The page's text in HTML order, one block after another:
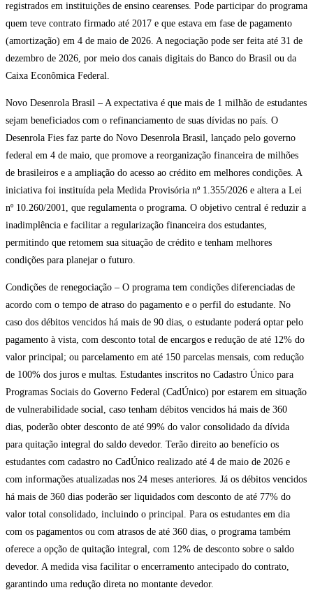
registrados em instituições de ensino cearenses. Pode participar do programa
quem teve contrato firmado até 2017 e que estava em fase de pagamento
(amortização) em 4 de maio de 2026. A negociação pode ser feita até 31 de
dezembro de 2026, por meio dos canais digitais do Banco do Brasil ou da
Caixa Econômica Federal.
Novo Desenrola Brasil – A expectativa é que mais de 1 milhão de estudantes
sejam beneficiados com o refinanciamento de suas dívidas no país. O
Desenrola Fies faz parte do Novo Desenrola Brasil, lançado pelo governo
federal em 4 de maio, que promove a reorganização financeira de milhões
de brasileiros e a ampliação do acesso ao crédito em melhores condições. A
iniciativa foi instituída pela Medida Provisória nº 1.355/2026 e altera a Lei
nº 10.260/2001, que regulamenta o programa. O objetivo central é reduzir a
inadimplência e facilitar a regularização financeira dos estudantes,
permitindo que retomem sua situação de crédito e tenham melhores
condições para planejar o futuro.
Condições de renegociação – O programa tem condições diferenciadas de
acordo com o tempo de atraso do pagamento e o perfil do estudante. No
caso dos débitos vencidos há mais de 90 dias, o estudante poderá optar pelo
pagamento à vista, com desconto total de encargos e redução de até 12% do
valor principal; ou parcelamento em até 150 parcelas mensais, com redução
de 100% dos juros e multas. Estudantes inscritos no Cadastro Único para
Programas Sociais do Governo Federal (CadÚnico) por estarem em situação
de vulnerabilidade social, caso tenham débitos vencidos há mais de 360
dias, poderão obter desconto de até 99% do valor consolidado da dívida
para quitação integral do saldo devedor. Terão direito ao benefício os
estudantes com cadastro no CadÚnico realizado até 4 de maio de 2026 e
com informações atualizadas nos 24 meses anteriores. Já os débitos vencidos
há mais de 360 dias poderão ser liquidados com desconto de até 77% do
valor total consolidado, incluindo o principal. Para os estudantes em dia
com os pagamentos ou com atrasos de até 360 dias, o programa também
oferece a opção de quitação integral, com 12% de desconto sobre o saldo
devedor. A medida visa facilitar o encerramento antecipado do contrato,
garantindo uma redução direta no montante devedor.